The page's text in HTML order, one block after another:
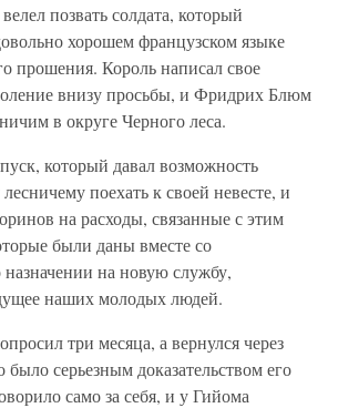
позвать солдата, который
хорошем французском языке
прошения. Король написал свое
внизу просьбы, и Фридрих Блюм
в округе Черного леса.
который давал возможность
поехать к своей невесте, и
на расходы, связанные с этим
были даны вместе со
назначении на новую службу,
наших молодых людей.
три месяца, а вернулся через
было серьезным доказательством его
само за себя, и у Гийома